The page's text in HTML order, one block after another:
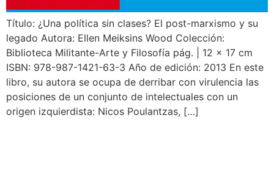
Título: ¿Una política sin clases? El post-marxismo y su
legado Autora: Ellen Meiksins Wood Colección:
Biblioteca Militante-Arte y Filosofía pág. | 12 x 17 cm
ISBN: 978-987-1421-63-3 Año de edición: 2013 En este
libro, su autora se ocupa de derribar con virulencia las
posiciones de un conjunto de intelectuales con un
origen izquierdista: Nicos Poulantzas, […]